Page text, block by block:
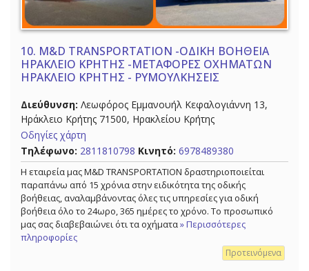
10. M&D TRANSPORTATION -ΟΔΙΚΗ ΒΟΗΘΕΙΑ
ΗΡΑΚΛΕΙΟ ΚΡΗΤΗΣ -ΜΕΤΑΦΟΡΕΣ ΟΧΗΜΑΤΩΝ
ΗΡΑΚΛΕΙΟ ΚΡΗΤΗΣ - ΡΥΜΟΥΛΚΗΣΕΙΣ
Διεύθυνση: Λεωφόρος Εμμανουήλ Κεφαλογιάννη 13,
Ηράκλειο Κρήτης 71500, Ηρακλείου Κρήτης
Οδηγίες χάρτη
Τηλέφωνο: 2811810798 Κινητό: 6978489380
Η εταιρεία μας M&D TRANSPORTATION δραστηριοποιείται
παραπάνω από 15 χρόνια στην ειδικότητα της οδικής
βοήθειας, αναλαμβάνοντας όλες τις υπηρεσίες για οδική
βοήθεια όλο το 24ωρο, 365 ημέρες το χρόνο. Το προσωπικό
μας σας διαβεβαιώνει ότι τα οχήματα» Περισσότερες
πληροφορίες
Προτεινόμενα